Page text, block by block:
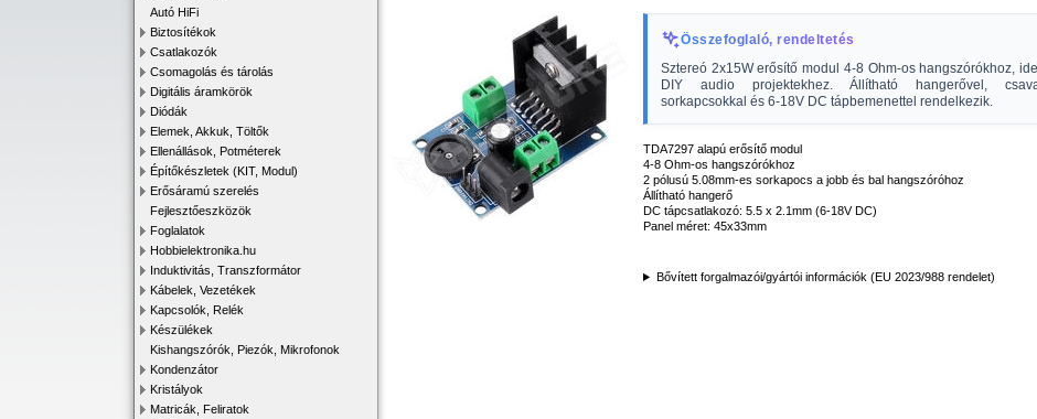
Autó HiFi
Biztosítékok
Csatlakozók
Csomagolás és tárolás
Digitális áramkörök
Diódák
Elemek, Akkuk, Töltők
Ellenállások, Potméterek
Építőkészletek (KIT, Modul)
Erősáramú szerelés
Fejlesztőeszközök
Foglalatok
Hobbielektronika.hu
Induktivitás, Transzformátor
Kábelek, Vezetékek
Kapcsolók, Relék
Készülékek
Kishangszórók, Piezók, Mikrofonok
Kondenzátor
Kristályok
Matricák, Feliratok
Összefoglaló, rendeltetés
Sztereó 2x15W erősítő modul 4-8 Ohm-os hangszórókhoz,
DIY audio projektekhez. Állítható hangerővel,
sorkapcsokkal és 6-18V DC tápbemenettel rendelkezik.
TDA7297 alapú erősítő modul
4-8 Ohm-os hangszórókhoz
2 pólusú 5.08mm-es sorkapocs a jobb és bal hangszóróhoz
Állítható hangerő
DC tápcsatlakozó: 5.5 x 2.1mm (6-18V DC)
Panel méret: 45x33mm
Bővített forgalmazói/gyártói információk (EU 2023/988 rendelet)